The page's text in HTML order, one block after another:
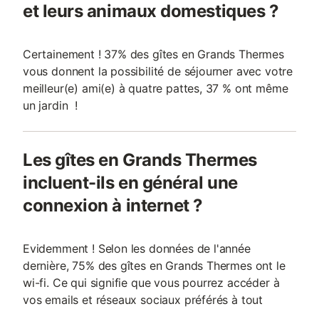
et leurs animaux domestiques ?
Certainement ! 37% des gîtes en Grands Thermes
vous donnent la possibilité de séjourner avec votre
meilleur(e) ami(e) à quatre pattes, 37 % ont même
un jardin !
Les gîtes en Grands Thermes
incluent-ils en général une
connexion à internet ?
Evidemment ! Selon les données de l'année
dernière, 75% des gîtes en Grands Thermes ont le
wi-fi. Ce qui signifie que vous pourrez accéder à
vos emails et réseaux sociaux préférés à tout